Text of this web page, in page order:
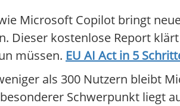
Microsoft Copilot bringt
Dieser kostenlose Report
müssen. EU AI Act in 5
als 300 Nutzern bleibt
Schwerpunkt liegt